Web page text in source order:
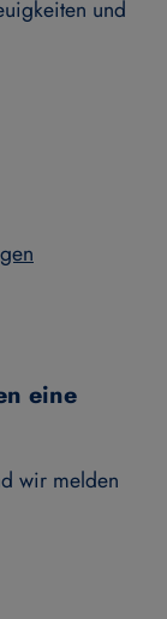
und
eine
wir melden